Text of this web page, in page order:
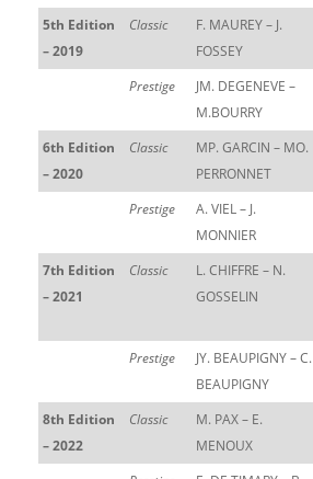
5th Edition
– 2019
Classic
F. MAUREY – J.
FOSSEY
Prestige
JM. DEGENEVE –
M.BOURRY
6th Edition
– 2020
Classic
MP. GARCIN – MO.
PERRONNET
Prestige
A. VIEL – J.
MONNIER
7th Edition
– 2021
Classic
L. CHIFFRE – N.
GOSSELIN
Prestige
JY. BEAUPIGNY – C.
BEAUPIGNY
8th Edition
– 2022
Classic
M. PAX – E.
MENOUX